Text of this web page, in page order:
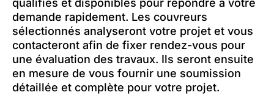
qualifiés et disponibles pour répondre à votre
demande rapidement. Les couvreurs
sélectionnés analyseront votre projet et vous
contacteront afin de fixer rendez-vous pour
une évaluation des travaux. Ils seront ensuite
en mesure de vous fournir une soumission
détaillée et complète pour votre projet.